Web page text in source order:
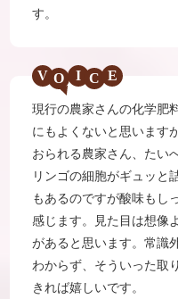
す。
V I E
現行の農家さんの化学肥
にもよくないと思います
おられる農家さん、たい
リンゴの細胞がギュッと
もあるのですが酸味もし
感じます。見た目は想像
があると思います。常識
わからず、そういった取
きれば嬉しいです。